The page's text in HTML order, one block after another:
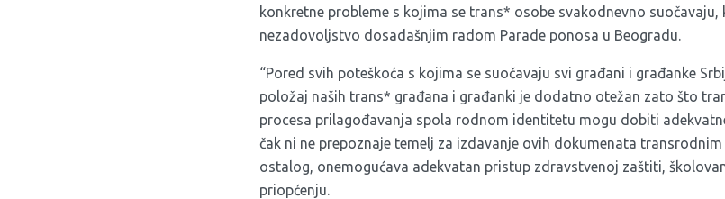
konkretne probleme s kojima se trans* osobe svakodnevno suočavaju,
nezadovoljstvo dosadašnjim radom Parade ponosa u Beogradu.
“Pored svih poteškoća s kojima se suočavaju svi građani i građanke
položaj naših trans* građana i građanki je dodatno otežan zato što
procesa prilagođavanja spola rodnom identitetu mogu dobiti
čak ni ne prepoznaje temelj za izdavanje ovih dokumenata
ostalog, onemogućava adekvatan pristup zdravstvenoj zaštiti,
priopćenju.